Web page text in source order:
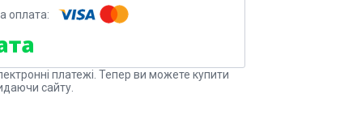
платежі. Тепер ви можете купити
сайту.